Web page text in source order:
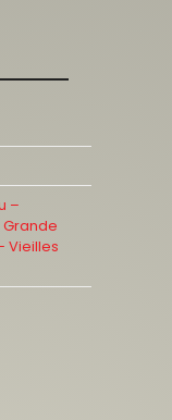
–
Vieilles